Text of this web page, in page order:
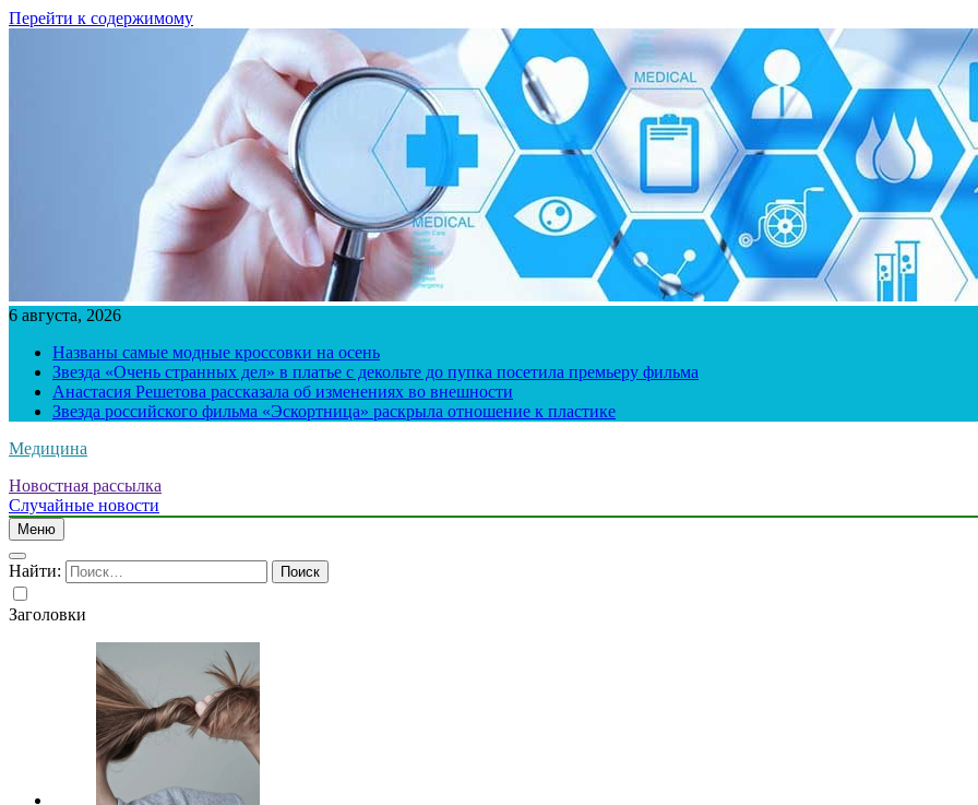
Перейти к содержимому
6 августа, 2026
Названы самые модные кроссовки на осень
Звезда «Очень странных дел» в платье с декольте до пупка посетила премьеру фильма
Анастасия Решетова рассказала об изменениях во внешности
Звезда российского фильма «Эскортница» раскрыла отношение к пластике
Медицина
Новостная рассылка
Случайные новости
Меню
Найти:
Заголовки